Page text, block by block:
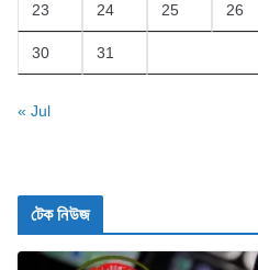
23 24 25 26
30 31
« Jul
টেক নিউজ